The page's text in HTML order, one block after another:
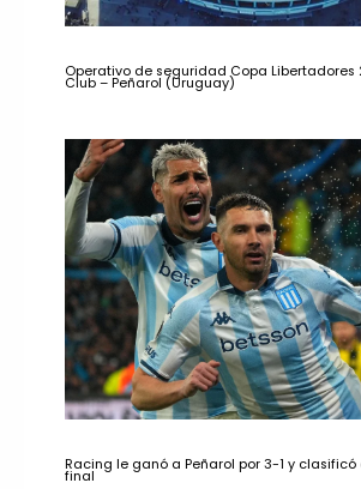
Operativo de seguridad Copa Libertadores
Club – Peñarol (Uruguay)
Racing le ganó a Peñarol por 3-1 y
final